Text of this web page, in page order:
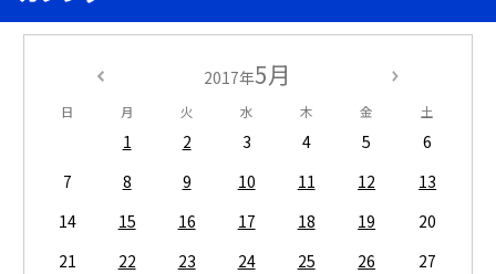
2017年5月
日 月 火 水 木 金 土
1 2 3 4 5
6
7
8 9 10 11 12
13
14
15 16 17 18 19
20
21
22 23 24 25 26
27